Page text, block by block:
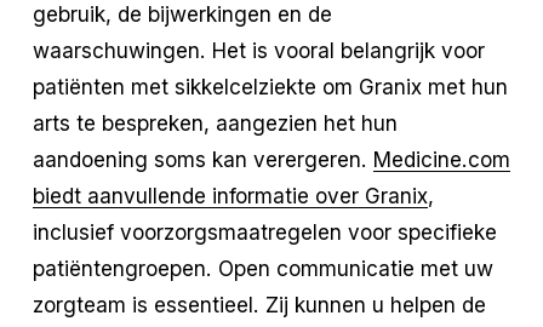
gebruik, de bijwerkingen en de
waarschuwingen. Het is vooral belangrijk voor
patiënten met sikkelcelziekte om Granix met hun
arts te bespreken, aangezien het hun
aandoening soms kan verergeren. Medicine.com
biedt aanvullende informatie over Granix,
inclusief voorzorgsmaatregelen voor specifieke
patiëntengroepen. Open communicatie met uw
zorgteam is essentieel. Zij kunnen u helpen de